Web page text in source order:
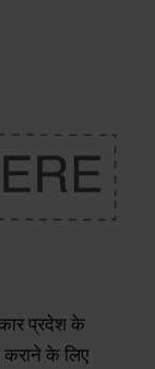
प्रदेश के
के लिए